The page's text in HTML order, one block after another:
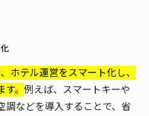
ホテル運営をスマート化し、
。 例えば、スマートキーや
調などを導入することで、省